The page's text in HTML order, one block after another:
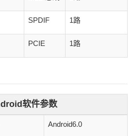
SPDIF 1路
PCIE 1路
软件参数
Android6.0